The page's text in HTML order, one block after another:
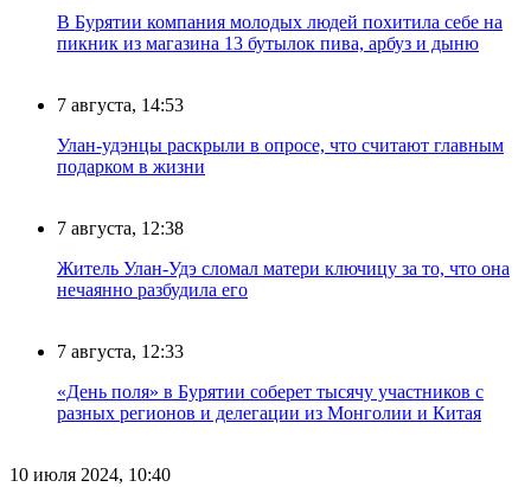
В Бурятии компания молодых людей похитила себе на
пикник из магазина 13 бутылок пива, арбуз и дыню
7 августа, 14:53
Улан-удэнцы раскрыли в опросе, что считают главным
подарком в жизни
7 августа, 12:38
Житель Улан-Удэ сломал матери ключицу за то, что она
нечаянно разбудила его
7 августа, 12:33
«День поля» в Бурятии соберет тысячу участников с
разных регионов и делегации из Монголии и Китая
10 июля 2024, 10:40